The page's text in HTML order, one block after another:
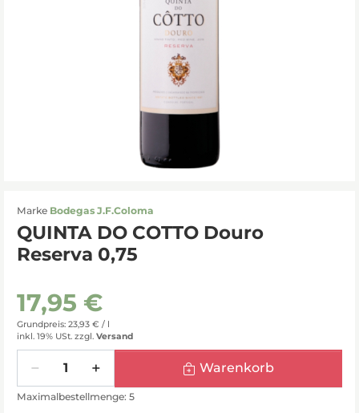
Marke Bodegas J.F.Coloma
QUINTA DO COTTO Douro
Reserva 0,75
17,95 €
Grundpreis: 23,93 € / l
inkl. 19% USt. zzgl. Versand
Warenkorb
Maximalbestellmenge: 5